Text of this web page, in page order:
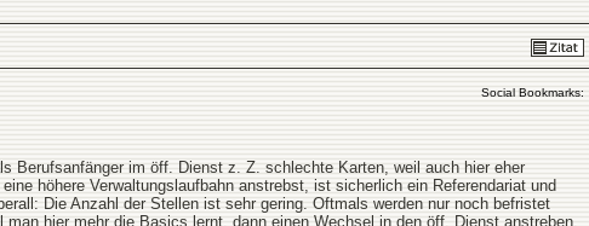
Social Bookmarks:
Berufsanfänger im öff. Dienst z. Z. schlechte Karten, weil auch hier eher
höhere Verwaltungslaufbahn anstrebst, ist sicherlich ein Referendariat und
Die Anzahl der Stellen ist sehr gering. Oftmals werden nur noch befristet
hier mehr die Basics lernt, dann einen Wechsel in den öff. Dienst anstreben.